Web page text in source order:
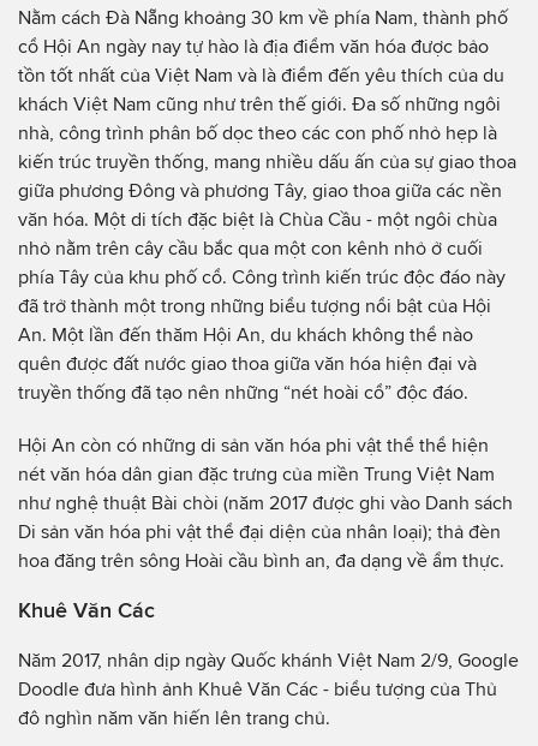
Nằm cách Đà Nẵng khoảng 30 km về phía Nam, thành phố
cổ Hội An ngày nay tự hào là địa điểm văn hóa được bảo
tồn tốt nhất của Việt Nam và là điểm đến yêu thích của du
khách Việt Nam cũng như trên thế giới. Đa số những ngôi
nhà, công trình phân bố dọc theo các con phố nhỏ hẹp là
kiến ​​trúc truyền thống, mang nhiều dấu ấn của sự giao thoa
giữa phương Đông và phương Tây, giao thoa giữa các nền
văn hóa. Một di tích đặc biệt là Chùa Cầu - một ngôi chùa
nhỏ nằm trên cây cầu bắc qua một con kênh nhỏ ở cuối
phía Tây của khu phố cổ. Công trình kiến ​​trúc độc đáo này
đã trở thành một trong những biểu tượng nổi bật của Hội
An. Một lần đến thăm Hội An, du khách không thể nào
quên được đất nước giao thoa giữa văn hóa hiện đại và
truyền thống đã tạo nên những “nét hoài cổ” độc đáo.
Hội An còn có những di sản văn hóa phi vật thể thể hiện
nét văn hóa dân gian đặc trưng của miền Trung Việt Nam
như nghệ thuật Bài chòi (năm 2017 được ghi vào Danh sách
Di sản văn hóa phi vật thể đại diện của nhân loại); thả đèn
hoa đăng trên sông Hoài cầu bình an, đa dạng về ẩm thực.
Khuê Văn Các
Năm 2017, nhân dịp ngày Quốc khánh Việt Nam 2/9, Google
Doodle đưa hình ảnh Khuê Văn Các - biểu tượng của Thủ
đô nghìn năm văn hiến lên trang chủ.